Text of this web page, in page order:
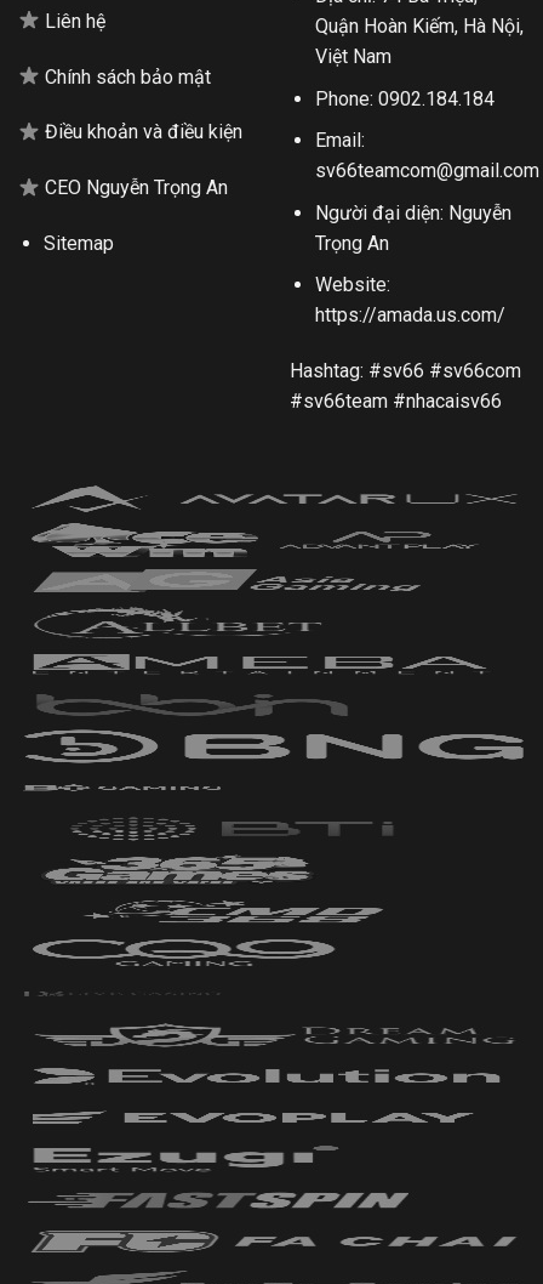
Liên hệ
Chính sách bảo mật
Điều khoản và điều kiện
CEO Nguyễn Trọng An
Sitemap
Quận Hoàn Kiếm, Hà Nội,
Việt Nam
Phone: 0902.184.184
Email:
sv66teamcom@gmail.com
Người đại diện: Nguyễn
Trọng An
Website:
https://amada.us.com/
Hashtag: #sv66 #sv66com
#sv66team #nhacaisv66